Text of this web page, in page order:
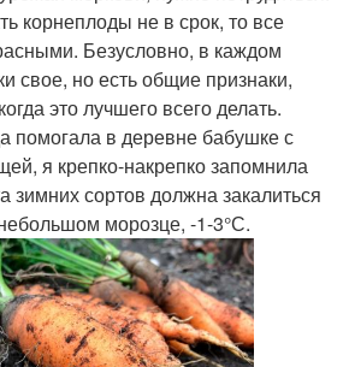
корнеплоды не в срок, то все
Безусловно, в каждом
свое, но есть общие признаки,
это лучшего всего делать.
помогала в деревне бабушке с
я крепко-накрепко запомнила
зимних сортов должна закалиться
морозце, -1-3°С.